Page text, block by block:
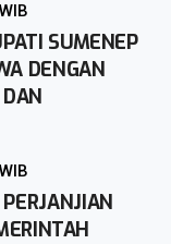
SUMENEP
DENGAN